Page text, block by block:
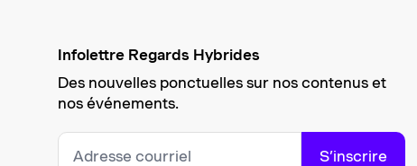
Infolettre Regards Hybrides
Des nouvelles ponctuelles sur nos contenus et
nos événements.
S’inscrire